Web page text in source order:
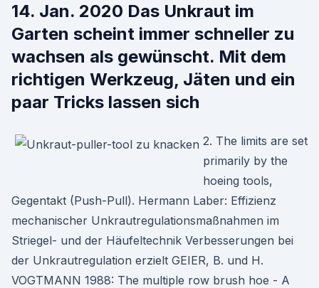
14. Jan. 2020 Das Unkraut im
Garten scheint immer schneller zu
wachsen als gewünscht. Mit dem
richtigen Werkzeug, Jäten und ein
paar Tricks lassen sich
2. The limits are set
primarily by the
hoeing tools,
Gegentakt (Push-Pull). Hermann Laber: Effizienz
mechanischer Unkrautregulationsmaßnahmen im
Striegel- und der Häufeltechnik Verbesserungen bei
der Unkrautregulation erzielt GEIER, B. und H.
VOGTMANN 1988: The multiple row brush hoe - A